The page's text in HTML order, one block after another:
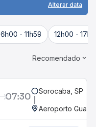
Alterar data
- 11h59 12h00 -
Recomendado
07:30 Sorocaba, SP
Aeroporto